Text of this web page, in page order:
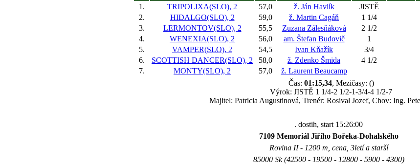
1.
TRIPOLIXA(SLO), 2 57,0 ž. Ján Havlík JISTĚ
2.
HIDALGO(SLO), 2 59,0 ž. Martin Cagáň 1 1/4
3.
LERMONTOV(SLO), 2 55,5 Zuzana Zálesňáková 2 1/2
4.
WENEXIA(SLO), 2 56,0 am. Štefan Budovič 1
5.
VAMPER(SLO), 2 54,5 Ivan Kňažík 3/4
6.
SCOTTISH DANCER(SLO), 2 58,0 ž. Zdenko Šmida 4 1/2
7.
MONTY(SLO), 2 57,0 ž. Laurent Beaucamp
Čas: 01:15,34, Mezičasy: ()
Výrok: JISTĚ 1 1/4-2 1/2-1-3/4-4 1/2-7
Majitel: Patricia Augustinová, Trenér: Rosival Jozef, Chov: Ing.
. dostih, start 15:26:00
7109 Memoriál Jiřího Bořeka-Dohalského
Rovina II - 1200 m, cena, 3letí a starší
85000 Sk (42500 - 19500 - 12800 - 5900 - 4300)